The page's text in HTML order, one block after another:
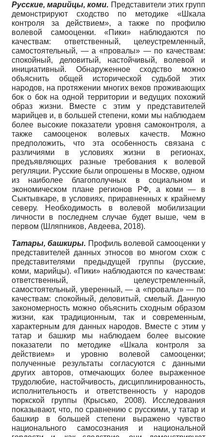
Русские, марийцы, коми. Представители этих групп
демонстрируют сходство по методике «Шкала
контроля за действием», а также по профилю
волевой самооценки. «Пики» наблюдаются по
качествам: ответственный, целеустремленный,
самостоятельный, — а «провалы» — по качествам:
спокойный, деловитый, настойчивый, волевой и
инициативный. Обнаруженное сходство можно
объяснить общей исторической судьбой этих
народов, на протяжении многих веков проживающих
бок о бок на одной территории и ведущих похожий
образ жизни. Вместе с этим у представителей
марийцев и, в большей степени, коми мы наблюдаем
более высокие показатели уровня самоконтроля, а
также самооценок волевых качеств. Можно
предположить, что эта особенность связана с
различиями в условиях жизни в регионах,
предъявляющих разные требования к волевой
регуляции. Русские были опрошены в Москве, одном
из наиболее благополучных в социальном и
экономическом плане регионов РФ, а коми — в
Сыктывкаре, в условиях, приравненных к крайнему
северу. Необходимость в волевой мобилизации
личности в последнем случае будет выше, чем в
первом (Шляпников, Авдеева, 2018).
Татары, башкиры. Профиль волевой самооценки у
представителей данных этносов во многом схож с
представителями предыдущей группы (русские,
коми, марийцы). «Пики» наблюдаются по качествам:
ответственный, целеустремленный,
самостоятельный, уверенный, — а «провалы» — по
качествам: спокойный, деловитый, смелый. Данную
закономерность можно объяснить сходным образом
жизни, как традиционным, так и современным,
характерным для данных народов. Вместе с этим у
татар и башкир мы наблюдаем более высокие
показатели по методике «Шкала контроля за
действием» и уровню волевой самооценки;
полученные результаты согласуются с данными
других авторов, отмечающих более выраженное
трудолюбие, настойчивость, дисциплинированность,
исполнительность и ответственность у народов
тюркской группы (Крысько, 2008). Исследования
показывают, что, по сравнению с русскими, у татар и
башкир в большей степени выражено чувство
национального самосознания и национальной